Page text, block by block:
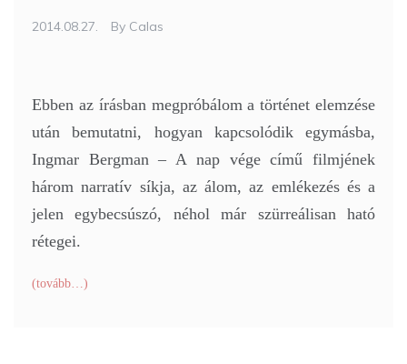
2014.08.27. By Calas
Ebben az írásban megpróbálom a történet elemzése
után bemutatni, hogyan kapcsolódik egymásba,
Ingmar Bergman – A nap vége című filmjének
három narratív síkja, az álom, az emlékezés és a
jelen egybecsúszó, néhol már szürreálisan ható
rétegei.
(tovább…)